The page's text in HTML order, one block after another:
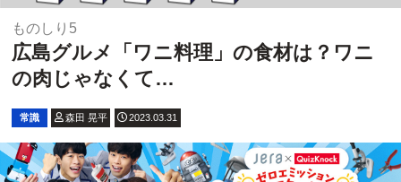
ものしり5
広島グルメ「ワニ料理」の食材は？ワニ
の肉じゃなくて…
常識 森田 晃平 2023.03.31